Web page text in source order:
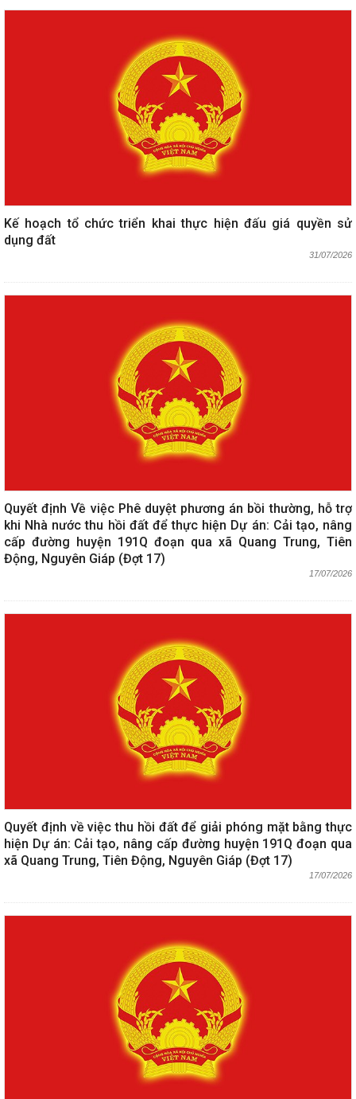
Kế hoạch tổ chức triển khai thực hiện đấu giá quyền sử
dụng đất
31/07/2026
Quyết định Về việc Phê duyệt phương án bồi thường, hỗ trợ
khi Nhà nước thu hồi đất để thực hiện Dự án: Cải tạo, nâng
cấp đường huyện 191Q đoạn qua xã Quang Trung, Tiên
Động, Nguyên Giáp (Đợt 17)
17/07/2026
Quyết định về việc thu hồi đất để giải phóng mặt bằng thực
hiện Dự án: Cải tạo, nâng cấp đường huyện 191Q đoạn qua
xã Quang Trung, Tiên Động, Nguyên Giáp (Đợt 17)
17/07/2026